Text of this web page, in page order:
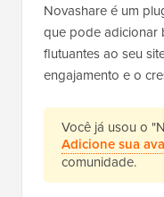
Novashare é um
que pode adicionar
flutuantes ao seu
engajamento e o
Você já usou o
Adicione sua
comunidade.